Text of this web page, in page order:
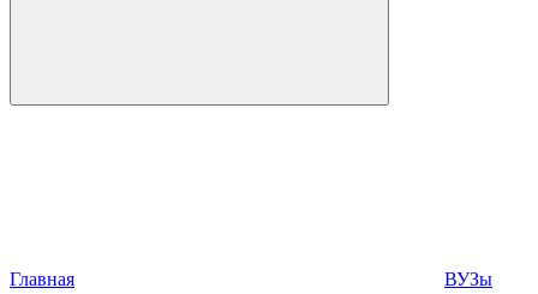
Главная ВУЗы